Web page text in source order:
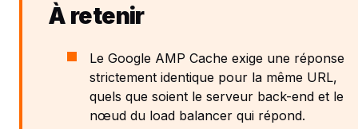
À retenir
Le Google AMP Cache exige une réponse
strictement identique pour la même URL,
quels que soient le serveur back-end et le
nœud du load balancer qui répond.